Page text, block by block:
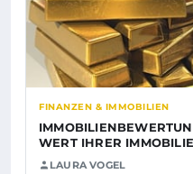
FINANZEN & IMMOBILIEN
WERT IHRER
LAURA VOGEL